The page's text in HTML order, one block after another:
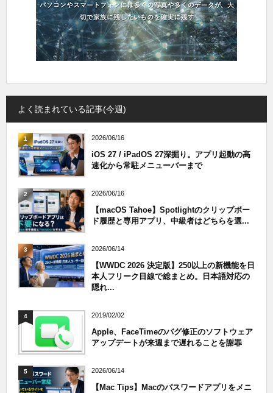
よく読まれている記事(今週)
1 2026/06/16
iOS 27 / iPadOS 27深掘り。アプリ起動の高
速化から常駐メニューバーまで
2 2026/06/16
【macOS Tahoe】Spotlightのクリップボー
ド履歴と専用アプリ、中級者はどちらを選...
3 2026/06/14
【WWDC 2026 決定版】250以上の新機能を日
本人フリーク目線で総まとめ。日本語対応の
隠れ...
4 2019/02/02
Apple、FaceTimeのバグ修正のソフトウェア
アップデートが来週まで遅れることを謝罪
5 2026/06/14
【Mac Tips】Macのパスワードアプリをメニ